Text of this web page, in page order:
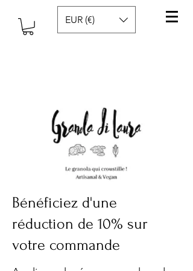
EUR (€)
Bénéficiez d'une
réduction de 10% sur
votre commande